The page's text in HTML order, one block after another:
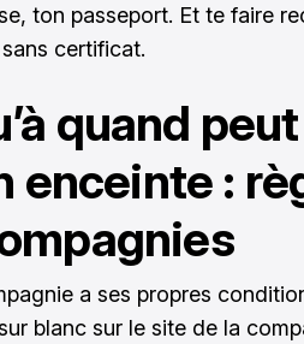
ton passeport. Et te faire
certificat.
quand
enceinte :
a ses propres
blanc sur le site de la